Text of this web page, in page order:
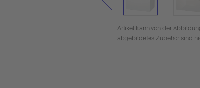
Artikel kann von der
abgebildetes Zubehör sind